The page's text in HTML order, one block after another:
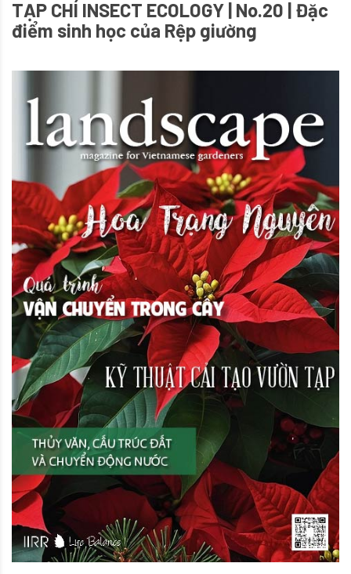
TẠP CHÍ INSECT ECOLOGY | No.20 | Đặc
điểm sinh học của Rệp giường